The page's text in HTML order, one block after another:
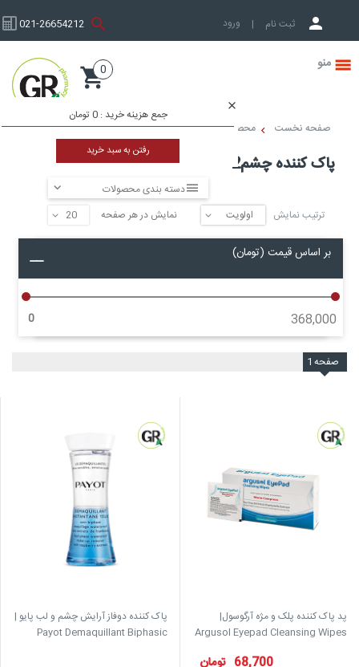
ثبت نام | ورود به حساب کاربری 021-26654212
0
جمع هزینه خرید : 0 تومان
رفتن به سبد خرید
صفحه نخست محصولات پوست و زیبایی پاک کننده پاک کننده چشم2
پاک کننده چشم2
دسته بندی محصولات
نمایش در هر صفحه
▼ ترتیب نمایش ▼
بر اساس قیمت (تومان)
368,000
0
صفحه1
پد پاک کننده پلک و مژه آرگوسول|
Argusol Eyepad Cleansing Wipes
تومان 68,700
پاک کننده دوفاز آرایش چشم و لب پایو |
Payot Demaquillant Biphasic